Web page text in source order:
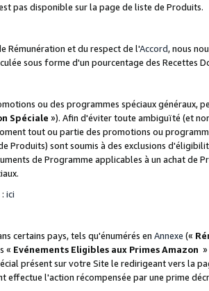
pas disponible sur la page de liste de Produits.
Rémunération et du respect de l'Accord, nous
sous forme d'un pourcentage des Recettes
ou des programmes spéciaux généraux,
Spéciale »). Afin d'éviter toute ambiguïté (et
tout ou partie des promotions ou
Produits) sont soumis à des exclusions
de Programme applicables à un achat de
ici
certains pays, tels qu'énumérés en Annexe («
« Evénements Eligibles aux Primes Amazon
présent sur votre Site le redirigeant vers la
effectue l'action récompensée par une prime